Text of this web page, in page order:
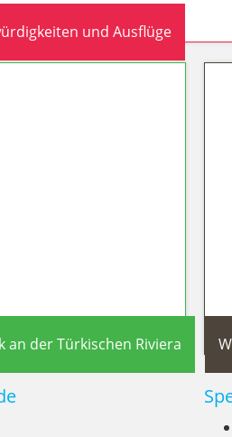
und Ausflüge
an der Türkischen Riviera